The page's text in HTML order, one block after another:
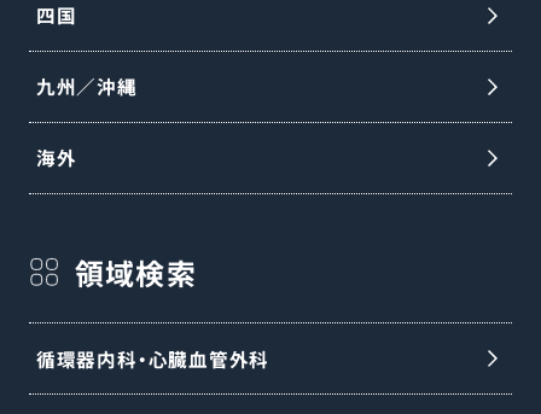
四国
九州／沖縄
海外
領域検索
循環器内科・心臓血管外科